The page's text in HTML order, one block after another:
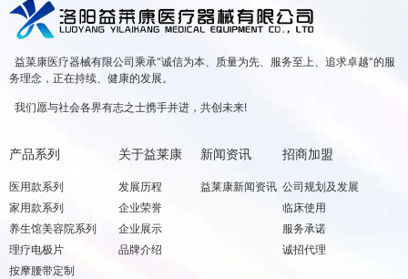
益菜康医疗器械有限公司乘承“诚信为本、质量为先、服务至上、追求卓越”的服
务理念，正在持续、健康的发展。
我们愿与社会各界有志之士携手并进，共创未来!
产品系列
医用款系列
家用款系列
养生馆美容院系列
理疗电极片
按摩腰带定制
关于益莱康
发展历程
企业荣誉
企业展示
品牌介绍
新闻资讯
益莱康新闻资讯
招商加盟
公司规划及发展
临床使用
服务承诺
诚招代理